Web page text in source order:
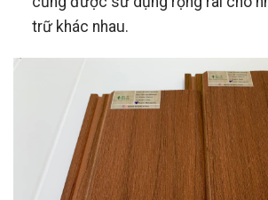
trữ khác nhau.